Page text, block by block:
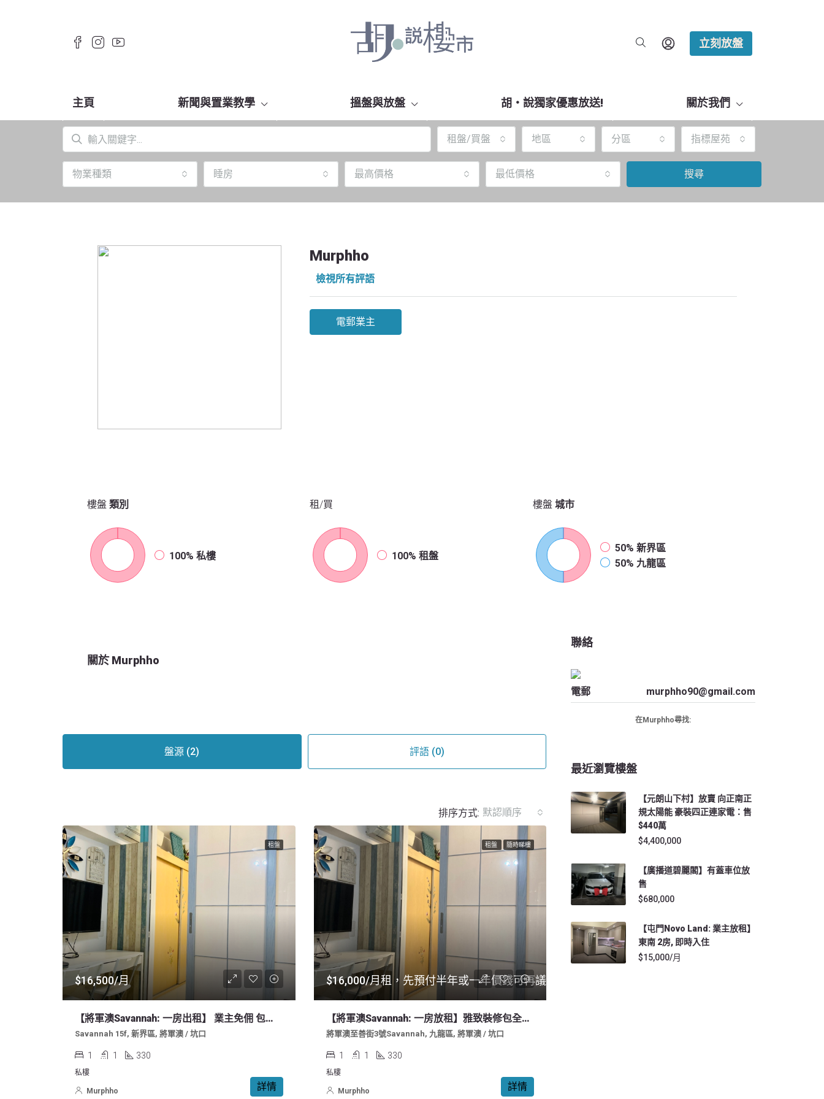
立刻放盤
主頁 新聞與置業教學 搵盤與放盤 胡‧說獨家優惠放送! 關於我們
租盤/買盤 地區 分區 指標屋苑
物業種類 睡房 最高價格 最低價格 搜尋
Murphho
檢視所有評語
電郵業主
樓盤 類別
100% 私樓
租/買
100% 租盤
樓盤城市
50% 新界區
50% 九龍區
關於 Murphho
盤源 (2) 評語 (0)
排序方式: 默認順序
租盤
$16,500/月
【將軍澳Savannah: 一房出租】 業主免佣 包全屋傢俬！2026七至八月起租！
Savannah 15f, 新界區, 將軍澳 / 坑口
1 1 330
私樓
詳情
Murphho
租盤 隨時睇樓
$16,000/月租，先預付半年或一年價錢可再議
【將軍澳Savannah: 一房放租】雅致裝修包全屋傢俬，業主自讓免佣！
將軍澳至善街3號Savannah, 九龍區, 將軍澳 / 坑口
1 1 330
私樓
詳情
Murphho
聯絡
電郵 murphho90@gmail.com
在Murphho尋找:
最近瀏覽樓盤
【元朗山下村】放賣 向正南正
規太陽能 豪裝四正連家電：售
$440萬
$4,400,000
【廣播道碧麗閣】有蓋車位放
售
$680,000
【屯門Novo Land: 業主放租】
東南 2房, 即時入住
$15,000/月